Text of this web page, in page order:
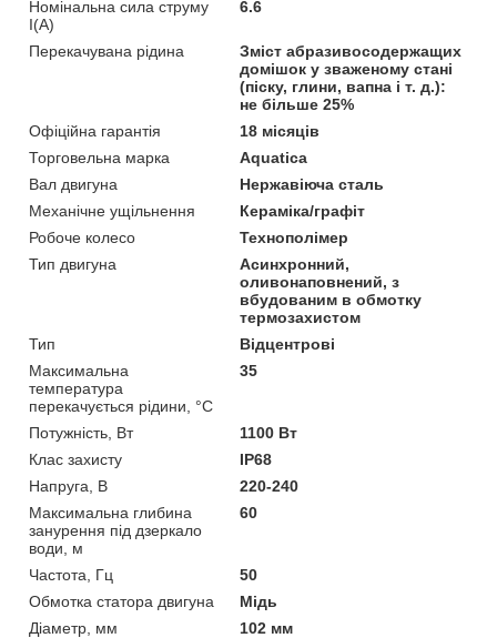
Номінальна сила струму
I(А)
6.6
Перекачувана рідина
Зміст абразивосодержащих
домішок у зваженому стані
(піску, глини, вапна і т. д.):
не більше 25%
Офіційна гарантія
18 місяців
Торговельна марка
Aquatica
Вал двигуна
Нержавіюча сталь
Механічне ущільнення
Кераміка/графіт
Робоче колесо
Технополімер
Тип двигуна
Асинхронний,
оливонаповнений, з
вбудованим в обмотку
термозахистом
Тип
Відцентрові
Максимальна
температура
перекачується рідини, °C
35
Потужність, Вт
1100 Вт
Клас захисту
IP68
Напруга, В
220-240
Максимальна глибина
занурення під дзеркало
води, м
60
Частота, Гц
50
Обмотка статора двигуна
Мідь
Діаметр, мм
102 мм